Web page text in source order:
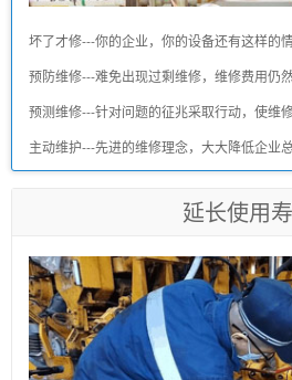
坏了才修---你的企业，你的设备还有这样的
预防维修---难免出现过剩维修，维修费用仍
预测维修---针对问题的征兆采取行动，使维
主动维护---先进的维修理念，大大降低企业总
延长使用